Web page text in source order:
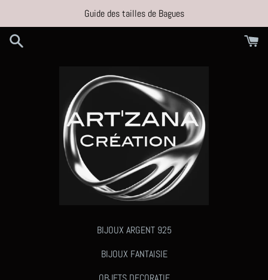
contenu
Guide des tailles de Bagues
BIJOUX ARGENT 925
BIJOUX FANTAISIE